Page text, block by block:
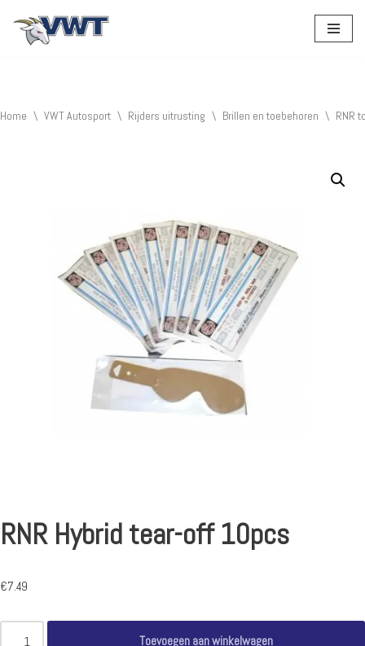
Home \ VWT Autosport \ Rijders uitrusting \ Brillen en toebehoren \ RNR
RNR Hybrid tear-off 10pcs
€7.49
Toevoegen aan winkelwagen